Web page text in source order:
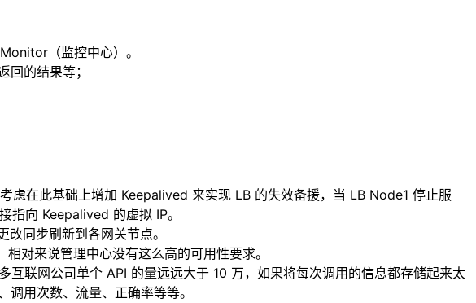
（监控中心）。
的结果等；
在此基础上增加 Keepalived 来实现 LB 的失效备援，当 LB Node1 停止服
指向 Keepalived 的虚拟 IP。
同步刷新到各网关节点。
对来说管理中心没有这么高的可用性要求。
联网公司单个 API 的量远远大于 10 万，如果将每次调用的信息都存储起来太
用次数、流量、正确率等等。